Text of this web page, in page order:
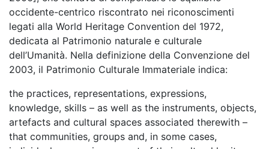
occidente-centrico riscontrato nei riconoscimenti
legati alla World Heritage Convention del 1972,
dedicata al Patrimonio naturale e culturale
dell’Umanità. Nella definizione della Convenzione del
2003, il Patrimonio Culturale Immateriale indica:
the practices, representations, expressions,
knowledge, skills – as well as the instruments, objects,
artefacts and cultural spaces associated therewith –
that communities, groups and, in some cases,